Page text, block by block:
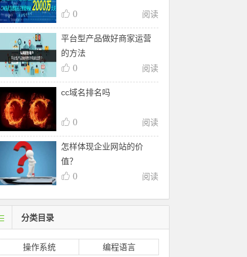
阅读
0
平台型产品做好商家运营
的方法
阅读
0
cc域名排名吗
阅读
0
怎样体现企业网站的价
值？
阅读
0
分类目录
操作系统 编程语言